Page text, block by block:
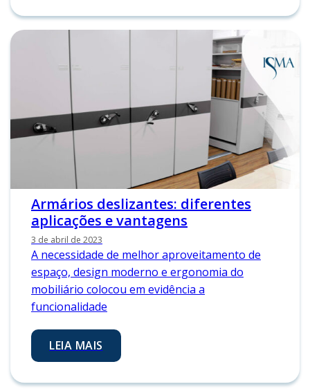
Armários deslizantes: diferentes
aplicações e vantagens
3 de abril de 2023
A necessidade de melhor aproveitamento de
espaço, design moderno e ergonomia do
mobiliário colocou em evidência a
funcionalidade
LEIA MAIS